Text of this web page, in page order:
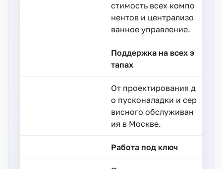
стимость всех компо
нентов и централизо
ванное управление.
Поддержка на всех э
тапах
От проектирования д
о пусконаладки и сер
висного обслуживан
ия в Москве.
Работа под ключ